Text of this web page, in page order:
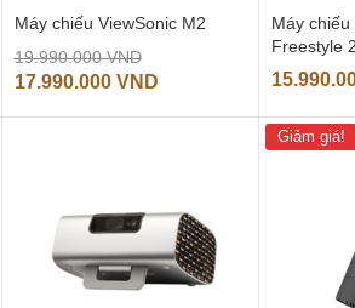
Máy chiếu ViewSonic M2
19.990.000VNDGiá
gốc
19.990.000 VND.
17.990.000 VNDGiá
Máy chiếu
Freestyle 2
Giảm giá!